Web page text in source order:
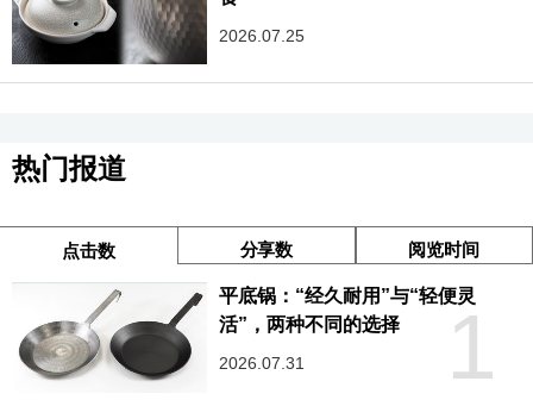
2026.07.25
热门报道
点击数 分享数 阅览时间
1
平底锅：“经久耐用”与“轻便灵
活”，两种不同的选择
2026.07.31